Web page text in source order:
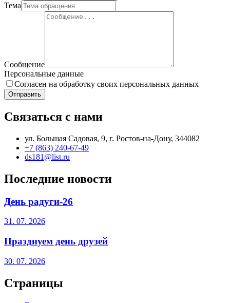
Тема
Сообщение
Персональные данные
Согласен на обработку своих персональных данных
Отправить
Связаться с нами
ул. Большая Садовая, 9, г. Ростов-на-Дону, 344082
+7 (863) 240-67-49
ds181@list.ru
Последние новости
День радуги-26
31. 07. 2026
Празднуем день друзей
30. 07. 2026
Страницы